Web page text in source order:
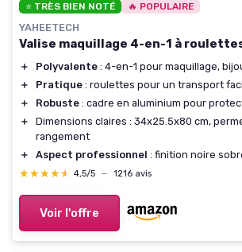
⭐ TRÈS BIEN NOTÉ 🔥 POPULAIRE
YAHEETECH
Valise maquillage 4-en-1 à
＋ Polyvalente : 4-en-1 pour maquillage,
＋
Pratique : roulettes pour un transport
＋
Robuste : cadre en aluminium pour
＋
Dimensions claires : 34x25.5x80 cm,
rangement
＋
Aspect professionnel : finition noire
★★★★★
★★★★★ 4,5/5 — 1216 avis
Voir l'offre